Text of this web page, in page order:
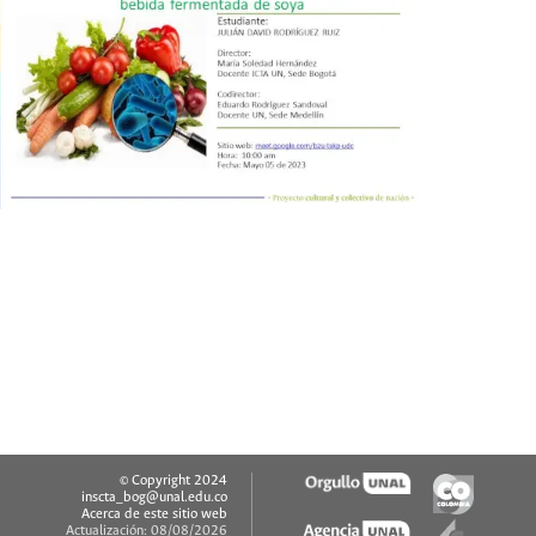
© Copyright 2024
inscta_bog@unal.edu.co
Acerca de este sitio web
Actualización: 08/08/2026